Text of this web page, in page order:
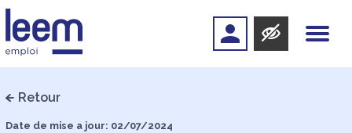
Retour
Date de mise a jour: 02/07/2024